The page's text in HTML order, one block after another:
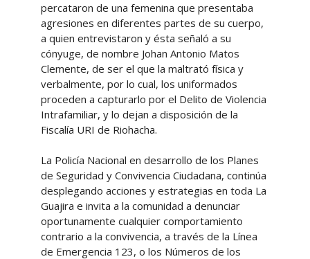
percataron de una femenina que presentaba
agresiones en diferentes partes de su cuerpo,
a quien entrevistaron y ésta señaló a su
cónyuge, de nombre Johan Antonio Matos
Clemente, de ser el que la maltrató física y
verbalmente, por lo cual, los uniformados
proceden a capturarlo por el Delito de Violencia
Intrafamiliar, y lo dejan a disposición de la
Fiscalía URI de Riohacha.
La Policía Nacional en desarrollo de los Planes
de Seguridad y Convivencia Ciudadana, continúa
desplegando acciones y estrategias en toda La
Guajira e invita a la comunidad a denunciar
oportunamente cualquier comportamiento
contrario a la convivencia, a través de la Línea
de Emergencia 123, o los Números de los